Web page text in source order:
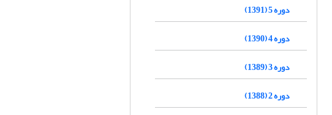
دوره 5 (1391)
دوره 4 (1390)
دوره 3 (1389)
دوره 2 (1388)